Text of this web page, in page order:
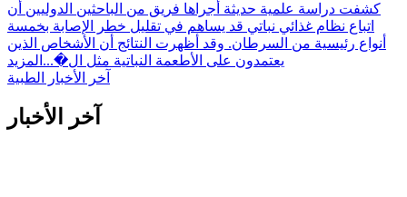
كشفت دراسة علمية حديثة أجراها فريق من الباحثين الدوليين أن
اتباع نظام غذائي نباتي قد يساهم في تقليل خطر الإصابة بخمسة
أنواع رئيسية من السرطان. وقد أظهرت النتائج أن الأشخاص الذين
يعتمدون على الأطعمة النباتية مثل ال�... المزيد
آخر الأخبار الطبية
آخر الأخبار